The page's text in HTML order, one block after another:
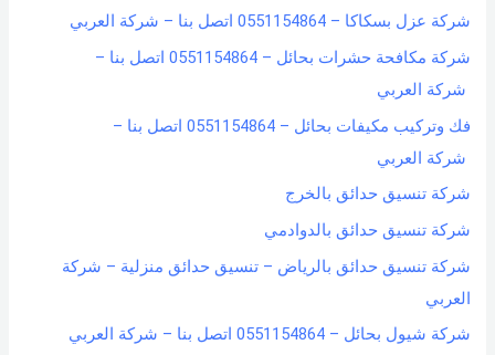
شركة عزل بسكاكا – 0551154864 اتصل بنا – شركة العربي
شركة مكافحة حشرات بحائل – 0551154864 اتصل بنا –
شركة العربي
فك وتركيب مكيفات بحائل – 0551154864 اتصل بنا –
شركة العربي
شركة تنسيق حدائق بالخرج
شركة تنسيق حدائق بالدوادمي
شركة تنسيق حدائق بالرياض – تنسيق حدائق منزلية – شركة
العربي
شركة شيول بحائل – 0551154864 اتصل بنا – شركة العربي